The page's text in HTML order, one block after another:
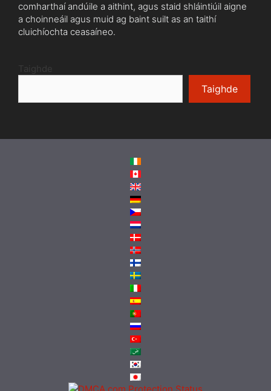
comharthaí andúile a aithint, agus staid shláintiúil aigne
a choinneáil agus muid ag baint suilt as an taithí
cluichíochta ceasaíneo.
Taighde
Taighde